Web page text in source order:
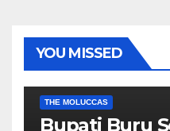
YOU MISSED
THE MOLUCCAS
Bupati Buru